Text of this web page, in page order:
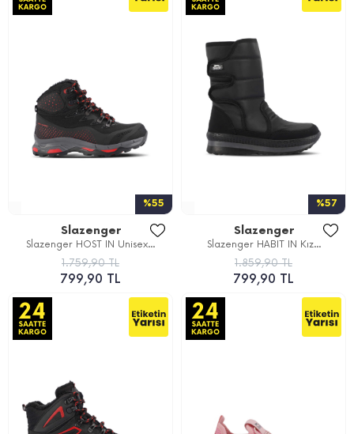
%55
Slazenger
Slazenger HOST IN Unisex...
1.759,90 TL
799,90 TL
%57
Slazenger
Slazenger HABIT IN Kız...
1.859,90 TL
799,90 TL